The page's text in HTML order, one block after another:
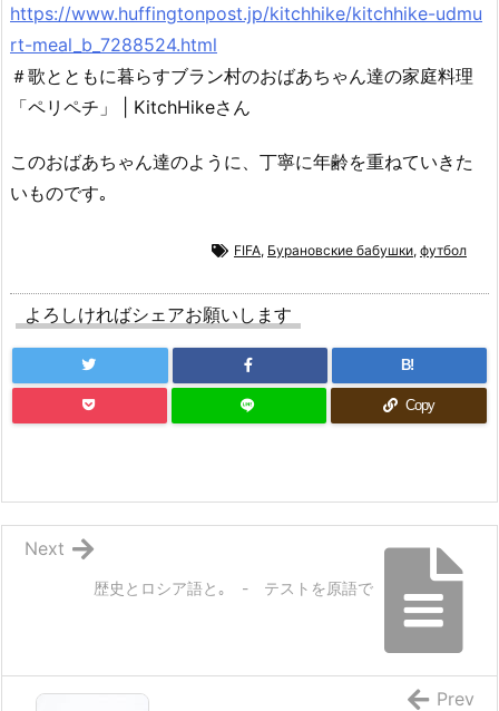
https://www.huffingtonpost.jp/kitchhike/kitchhike-udmu
rt-meal_b_7288524.html
＃歌とともに暮らすブラン村のおばあちゃん達の家庭料理
「ペリペチ」 | KitchHikeさん
このおばあちゃん達のように、丁寧に年齢を重ねていきた
いものです｡
FIFA, Бурановские бабушки, футбол
よろしければシェアお願いします
B!
Copy
歴史とロシア語と｡ - テストを原語で
Next
Prev